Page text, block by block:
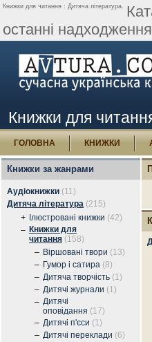
Книжки для читання : Дитяча література.
останні
Книжки для
ГОЛОВНА КНИЖКИ
Книжки за жанрами
Аудіокнижки (11)
Дитяча література (215)
+ Ілюстровані книжки (42)
– Книжки для
читання (158)
– Віршовані твори (13)
– Гумор і сатира (8)
– Дитяча творчість (1)
– Дитячі журнали (1)
– Дитячі
оповідання (17)
– Дитячі п'єси (1)
– Дитячі переклади (6)